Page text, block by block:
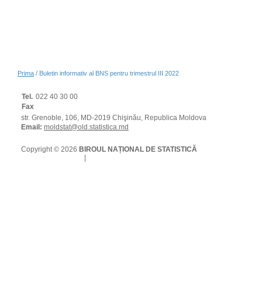
Prima / Buletin informativ al BNS pentru trimestrul III 2022
Tel. 022 40 30 00
Fax
str. Grenoble, 106, MD-2019 Chişinău, Republica Moldova
Email: moldstat@old.statistica.md
Copyright © 2026 BIROUL NAȚIONAL DE STATISTICĂ